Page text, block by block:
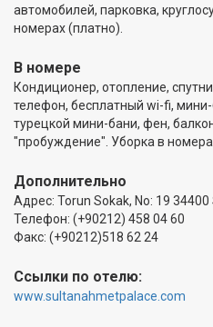
автомобилей, парковка,
номерах (платно).
В номере
Кондиционер, отопление,
телефон, бесплатный wi-fi,
турецкой мини-бани, фен,
"пробуждение". Уборка в
Дополнительно
Адрес: Torun Sokak, No: 19
Teлефон: (+90212) 458 04 60
Факс: (+90212)518 62 24
Ccылки по отелю:
www.sultanahmetpalace.com